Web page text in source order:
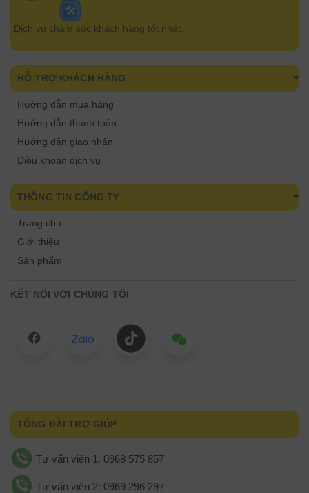
Dịch vụ chăm sóc khách hàng tốt nhất.
HỖ TRỢ KHÁCH HÀNG
Hướng dẫn mua hàng
Hướng dẫn thanh toán
Hướng dẫn giao nhận
Điều khoản dịch vụ
THÔNG TIN CÔNG TY
Trang chủ
Giới thiệu
Sản phẩm
KẾT NỐI VỚI CHÚNG TÔI
TỔNG ĐÀI TRỢ GIÚP
Tư vấn viên 1: 0968 575 857
Tư vấn viên 2: 0969 296 297